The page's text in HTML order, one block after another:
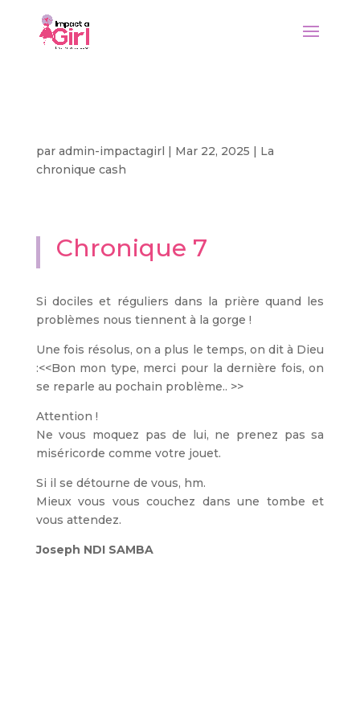
par admin-impactagirl | Mar 22, 2025 | La
chronique cash
Chronique 7
Si dociles et réguliers dans la prière quand les
problèmes nous tiennent à la gorge !
Une fois résolus, on a plus le temps, on dit à Dieu
:<<Bon mon type, merci pour la dernière fois, on
se reparle au pochain problème.. >>
Attention !
Ne vous moquez pas de lui, ne prenez pas sa
miséricorde comme votre jouet.
Si il se détourne de vous, hm.
Mieux vous vous couchez dans une tombe et
vous attendez.
Joseph NDI SAMBA